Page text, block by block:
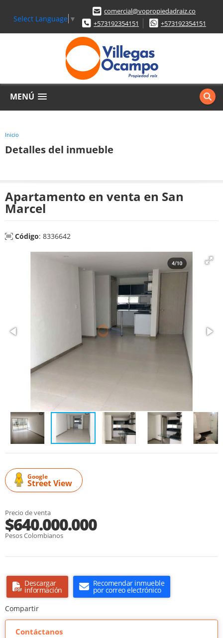
Select Language ▼
comercial@vopropiedadraiz.co
+573192354151
+573192354151
MENÚ
Inicio
Detalles del inmueble
Apartamento en venta en San
Marcel
Código: 8336642
Google
Street View
Precio de venta
$640.000.000
Pesos Colombianos
Descargar
información
Recomendar inmueble
por correo electrónico
Compartir
Contáctanos